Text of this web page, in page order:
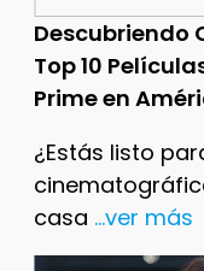
Descubriendo
Top 10
Prime en
¿Estás listo
casa ...ver más